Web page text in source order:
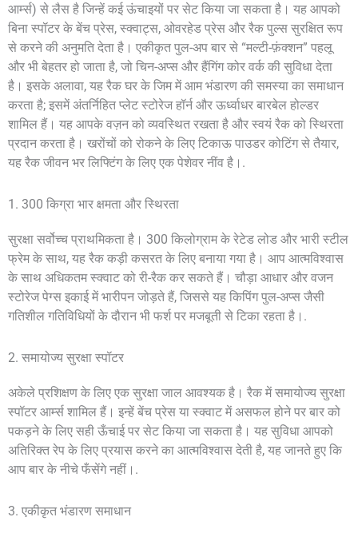
आर्म्स) से लैस है जिन्हें कई ऊंचाइयों पर सेट किया जा सकता है। यह आपको
बिना स्पॉटर के बेंच प्रेस, स्क्वाट्स, ओवरहेड प्रेस और रैक पुल्स सुरक्षित रूप
से करने की अनुमति देता है। एकीकृत पुल-अप बार से “मल्टी-फ़ंक्शन” पहलू
और भी बेहतर हो जाता है, जो चिन-अप्स और हैंगिंग कोर वर्क की सुविधा देता
है। इसके अलावा, यह रैक घर के जिम में आम भंडारण की समस्या का समाधान
करता है; इसमें अंतर्निहित प्लेट स्टोरेज हॉर्न और ऊर्ध्वाधर बारबेल होल्डर
शामिल हैं। यह आपके वज़न को व्यवस्थित रखता है और स्वयं रैक को स्थिरता
प्रदान करता है। खरोंचों को रोकने के लिए टिकाऊ पाउडर कोटिंग से तैयार,
यह रैक जीवन भर लिफ्टिंग के लिए एक पेशेवर नींव है।.
1. 300 किग्रा भार क्षमता और स्थिरता
सुरक्षा सर्वोच्च प्राथमिकता है। 300 किलोग्राम के रेटेड लोड और भारी स्टील
फ्रेम के साथ, यह रैक कड़ी कसरत के लिए बनाया गया है। आप आत्मविश्वास
के साथ अधिकतम स्क्वाट को री-रैक कर सकते हैं। चौड़ा आधार और वजन
स्टोरेज पेग्स इकाई में भारीपन जोड़ते हैं, जिससे यह किपिंग पुल-अप्स जैसी
गतिशील गतिविधियों के दौरान भी फर्श पर मजबूती से टिका रहता है।.
2. समायोज्य सुरक्षा स्पॉटर
अकेले प्रशिक्षण के लिए एक सुरक्षा जाल आवश्यक है। रैक में समायोज्य सुरक्षा
स्पॉटर आर्म्स शामिल हैं। इन्हें बेंच प्रेस या स्क्वाट में असफल होने पर बार को
पकड़ने के लिए सही ऊँचाई पर सेट किया जा सकता है। यह सुविधा आपको
अतिरिक्त रेप के लिए प्रयास करने का आत्मविश्वास देती है, यह जानते हुए कि
आप बार के नीचे फँसेंगे नहीं।.
3. एकीकृत भंडारण समाधान